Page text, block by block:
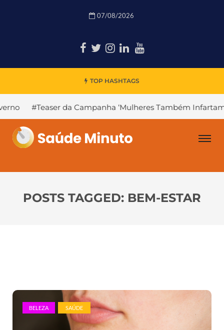
07/08/2026
TOP HASHTAGS
da Campanha ‘Mulheres Também Infartam’
POSTS TAGGED: BEM-ESTAR
BELEZA SAÚDE